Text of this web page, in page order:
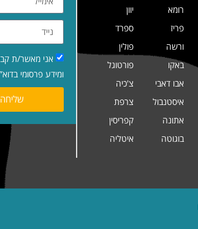
רומא
פריז
ורשה
באקו
אבו דאבי
איסטנבול
אתונה
בוגוטה
יוון
ספרד
פולין
פורטוגל
צ'כיה
צרפת
קפריסין
איטליה
אני מאשר/ת
ומידע פרסומי
שליחה